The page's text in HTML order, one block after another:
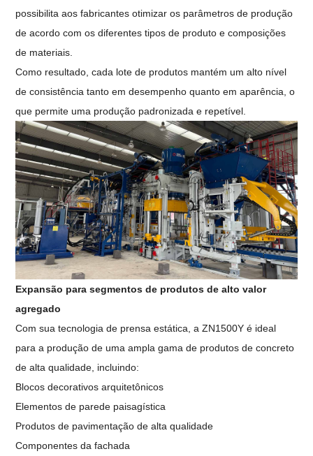
possibilita aos fabricantes otimizar os parâmetros de produção
de acordo com os diferentes tipos de produto e composições
de materiais.
Como resultado, cada lote de produtos mantém um alto nível
de consistência tanto em desempenho quanto em aparência, o
que permite uma produção padronizada e repetível.
Expansão para segmentos de produtos de alto valor
agregado
Com sua tecnologia de prensa estática, a ZN1500Y é ideal
para a produção de uma ampla gama de produtos de concreto
de alta qualidade, incluindo:
Blocos decorativos arquitetônicos
Elementos de parede paisagística
Produtos de pavimentação de alta qualidade
Componentes da fachada